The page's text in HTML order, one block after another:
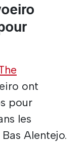
ont
pour
les
Alentejo.